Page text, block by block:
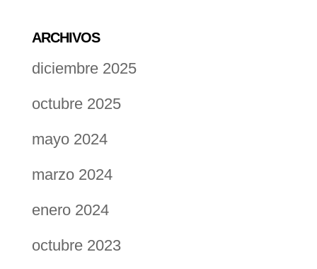
ARCHIVOS
diciembre 2025
octubre 2025
mayo 2024
marzo 2024
enero 2024
octubre 2023